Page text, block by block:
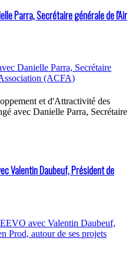
Parra, Secrétaire générale de l'Air
et d'Attractivité des
avec Danielle Parra, Secrétaire
Valentin Daubeuf, Président de